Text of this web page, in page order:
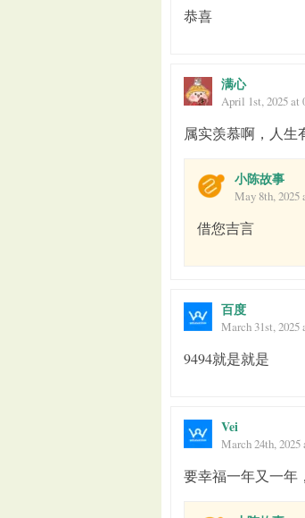
恭喜
满心
April 1st, 2025 at
属实羡慕啊，人生
小陈故事
May 8th, 2025
借您吉言
百度
March 31st, 2025
9494就是就是
Vei
March 24th, 2025
要幸福一年又一年